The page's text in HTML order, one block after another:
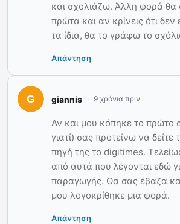
και σχολιάζω. Άλλη φορά
πρώτα και αν κρίνεις ότι δεν
τα ίδια, θα το γράφω το
Απάντηση
giannis 9 χρόνια πριν
Αν και μου κόπηκε το πρώτο
γιατί) σας προτείνω να δείτε
πηγή της το digitimes.
από αυτά που λέγονται εδώ
παραγωγής. Θα σας έβαζα
μου λογοκρίθηκε μια φορά.
Απάντηση